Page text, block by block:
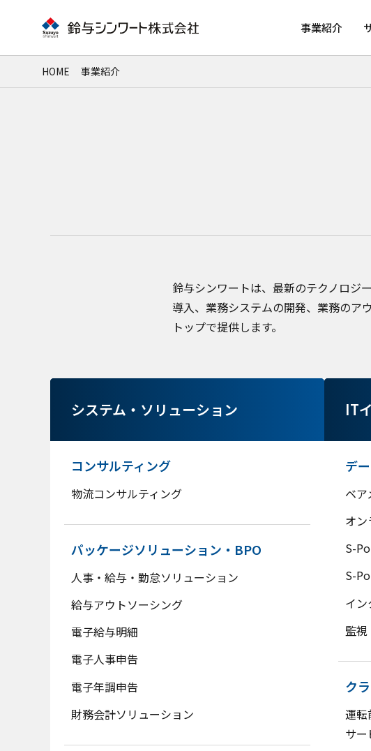
事業紹介
HOME 事業紹介
鈴与シンワートは、最新のテクノロジ
導入、業務システムの開発、業務のア
トップで提供します。
システム・ソリューション
コンサルティング
物流コンサルティング
パッケージソリューション・BPO
人事・給与・勤怠ソリューション
給与アウトソーシング
電子給与明細
電子人事申告
電子年調申告
財務会計ソリューション
IT
デ
ベ
オ
S-
S-
イ
監視
ク
運転
サー